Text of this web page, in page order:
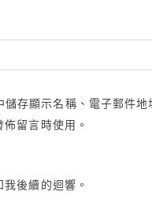
儲存顯示名稱、電子郵件地
留言時使用。
後續的迴響。